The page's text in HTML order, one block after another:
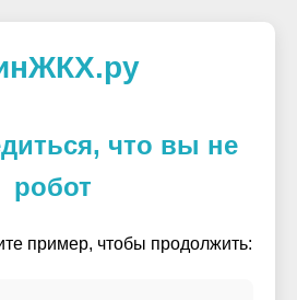
что вы не
робот
пример, чтобы продолжить: